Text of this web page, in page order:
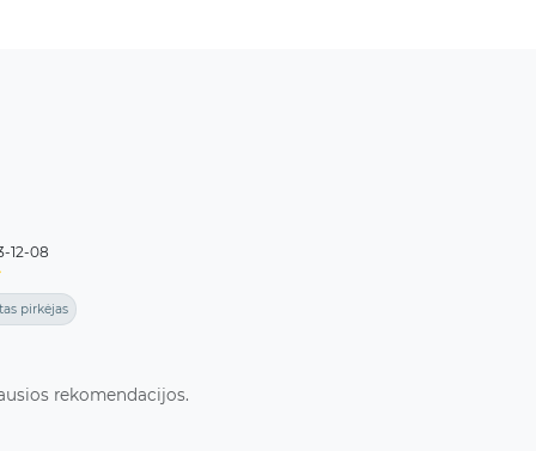
12-08
pirkėjas
rekomendacijos.